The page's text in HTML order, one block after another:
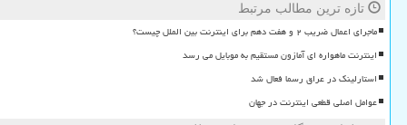
تازه ترین مطالب مرتبط
ماجرای اعمال ضریب ۲ و هفت دهم برای اینترنت بین الملل چیست؟
اینترنت ماهواره ای آمازون مستقیم به موبایل می رسد
استارلینک در عراق رسما فعال شد
عوامل اصلی قطعی اینترنت در جهان